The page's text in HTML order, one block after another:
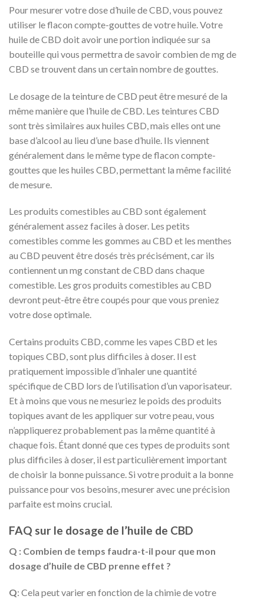
Pour mesurer votre dose d’huile de CBD, vous pouvez
utiliser le flacon compte-gouttes de votre huile. Votre
huile de CBD doit avoir une portion indiquée sur sa
bouteille qui vous permettra de savoir combien de mg de
CBD se trouvent dans un certain nombre de gouttes.
Le dosage de la teinture de CBD peut être mesuré de la
même manière que l’huile de CBD. Les teintures CBD
sont très similaires aux huiles CBD, mais elles ont une
base d’alcool au lieu d’une base d’huile. Ils viennent
généralement dans le même type de flacon compte-
gouttes que les huiles CBD, permettant la même facilité
de mesure.
Les produits comestibles au CBD sont également
généralement assez faciles à doser. Les petits
comestibles comme les gommes au CBD et les menthes
au CBD peuvent être dosés très précisément, car ils
contiennent un mg constant de CBD dans chaque
comestible. Les gros produits comestibles au CBD
devront peut-être être coupés pour que vous preniez
votre dose optimale.
Certains produits CBD, comme les vapes CBD et les
topiques CBD, sont plus difficiles à doser. Il est
pratiquement impossible d’inhaler une quantité
spécifique de CBD lors de l’utilisation d’un vaporisateur.
Et à moins que vous ne mesuriez le poids des produits
topiques avant de les appliquer sur votre peau, vous
n’appliquerez probablement pas la même quantité à
chaque fois. Étant donné que ces types de produits sont
plus difficiles à doser, il est particulièrement important
de choisir la bonne puissance. Si votre produit a la bonne
puissance pour vos besoins, mesurer avec une précision
parfaite est moins crucial.
FAQ sur le dosage de l’huile de CBD
Q : Combien de temps faudra-t-il pour que mon
dosage d’huile de CBD prenne effet ?
Q: Cela peut varier en fonction de la chimie de votre